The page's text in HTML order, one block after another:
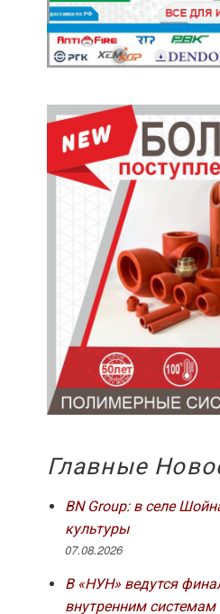
Главные
BN Group: в селе
культуры
07.08.2026
В «НУН» ведутся
внутренним системам